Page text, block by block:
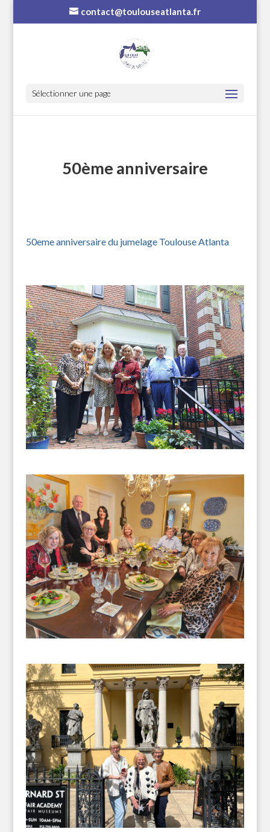
contact@toulouseatlanta.fr
Sélectionner une page
50ème anniversaire
50eme anniversaire du jumelage Toulouse Atlanta